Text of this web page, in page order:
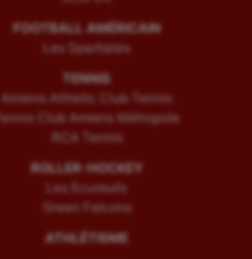
FOOTBALL AMÉRICAIN
Les Spartiates
TENNIS
Amiens Athletic Club Tennis
Tennis Club Amiens Métropole
RCA Tennis
ROLLER-HOCKEY
Les Ecureuils
Green Falcons
ATHLÉTISME